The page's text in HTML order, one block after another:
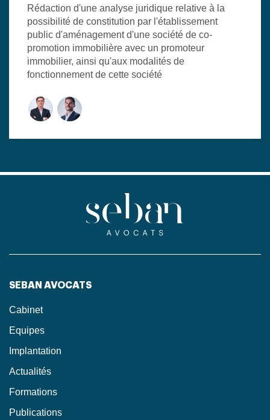
Rédaction d'une analyse juridique relative à la
possibilité de constitution par l'établissement
public d'aménagement d'une société de co-
promotion immobilière avec un promoteur
immobilier, ainsi qu'aux modalités de
fonctionnement de cette société
SEBAN AVOCATS
Cabinet
Equipes
Implantation
Actualités
Formations
Publications